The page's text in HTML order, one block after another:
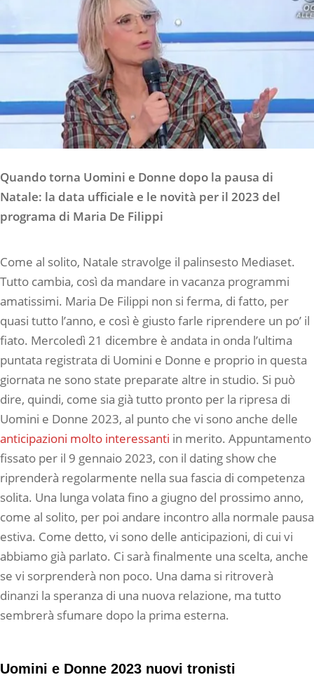
Quando torna Uomini e Donne dopo la pausa di
Natale: la data ufficiale e le novità per il 2023 del
programa di Maria De Filippi
Come al solito, Natale stravolge il palinsesto Mediaset.
Tutto cambia, così da mandare in vacanza programmi
amatissimi. Maria De Filippi non si ferma, di fatto, per
quasi tutto l’anno, e così è giusto farle riprendere un po’ il
fiato. Mercoledì 21 dicembre è andata in onda l’ultima
puntata registrata di Uomini e Donne e proprio in questa
giornata ne sono state preparate altre in studio. Si può
dire, quindi, come sia già tutto pronto per la ripresa di
Uomini e Donne 2023, al punto che vi sono anche delle
anticipazioni molto interessanti in merito. Appuntamento
fissato per il 9 gennaio 2023, con il dating show che
riprenderà regolarmente nella sua fascia di competenza
solita. Una lunga volata fino a giugno del prossimo anno,
come al solito, per poi andare incontro alla normale pausa
estiva. Come detto, vi sono delle anticipazioni, di cui vi
abbiamo già parlato. Ci sarà finalmente una scelta, anche
se vi sorprenderà non poco. Una dama si ritroverà
dinanzi la speranza di una nuova relazione, ma tutto
sembrerà sfumare dopo la prima esterna.
Uomini e Donne 2023 nuovi tronisti